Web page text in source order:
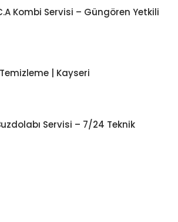
Kombi Servisi – Güngören Yetkili
| Kayseri
Servisi – 7/24 Teknik